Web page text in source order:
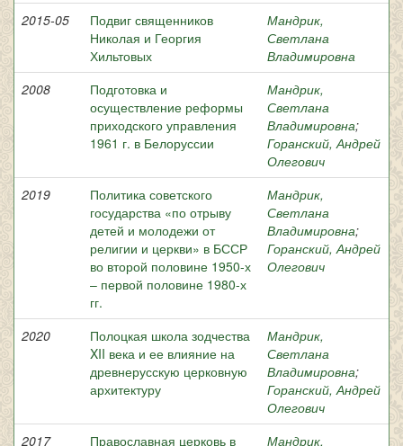
2015-05
Подвиг священников
Николая и Георгия
Хильтовых
Мандрик,
Светлана
Владимировна
2008
Подготовка и
осуществление реформы
приходского управления
1961 г. в Белоруссии
Мандрик,
Светлана
Владимировна;
Горанский, Андрей
Олегович
2019
Политика советского
государства «по отрыву
детей и молодежи от
религии и церкви» в БССР
во второй половине 1950-х
– первой половине 1980-х
гг.
Мандрик,
Светлана
Владимировна;
Горанский, Андрей
Олегович
2020
Полоцкая школа зодчества
XII века и ее влияние на
древнерусскую церковную
архитектуру
Мандрик,
Светлана
Владимировна;
Горанский, Андрей
Олегович
2017
Православная церковь в Мандрик,